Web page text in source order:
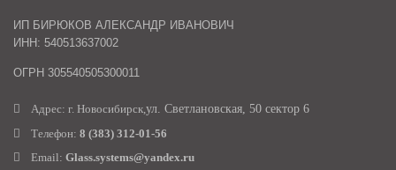
ИП БИРЮКОВ АЛЕКСАНДР ИВАНОВИЧ
ИНН: 540513637002
ОГРН 305540505300011
Адрес: г. Новосибирск,ул. Светлановская, 50 сектор 6
Телефон: 8 (383) 312-01-56
Email: Glass.systems@yandex.ru